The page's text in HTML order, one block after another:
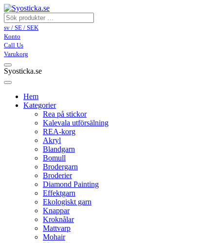
sv / SE / SEK
Konto
Call Us
Varukorg
Syosticka.se
Hem
Kategorier
Rea på stickor
Kalevala utförsälning
REA-korg
Akryl
Blandgarn
Bomull
Brodergarn
Broderier
Diamond Painting
Effektgarn
Ekologiskt garn
Knappar
Kroknålar
Mattvarp
Mohair